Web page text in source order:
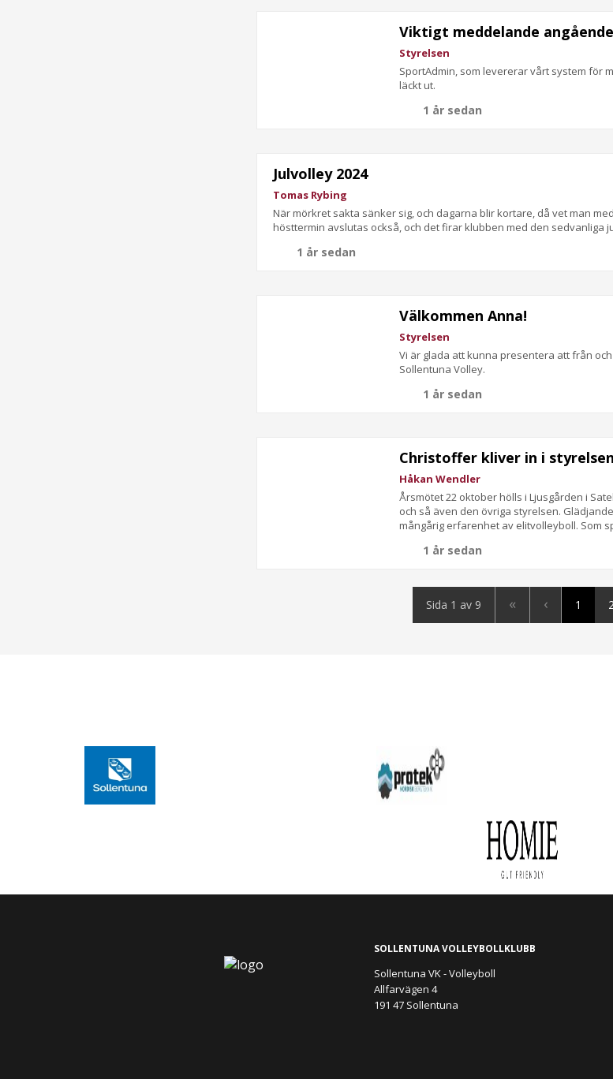
Viktigt meddelande
Styrelsen
SportAdmin, som levererar vårt system för
läckt ut.
1 år sedan
Julvolley 2024
Tomas Rybing
När mörkret sakta sänker sig, och dagarna blir kortare, då vet man
hösttermin avslutas också, och det firar klubben med den sedvanliga
1 år sedan
Välkommen Anna!
Styrelsen
Vi är glada att kunna presentera att från
Sollentuna Volley.
1 år sedan
Christoffer kliver in i styrelsen
Håkan Wendler
Årsmötet 22 oktober hölls i Ljusgården i
och så även den övriga styrelsen.
mångårig erfarenhet av elitvolleyboll. Som
1 år sedan
Sida 1 av 9 « ‹ 1
SOLLENTUNA VOLLEYBOLLKLUBB
Sollentuna VK - Volleyboll
Allfarvägen 4
191 47 Sollentuna